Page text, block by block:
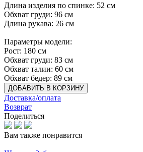
Длина изделия по спинке: 52 см
Обхват груди: 96 см
Длина рукава: 26 см
Параметры модели:
Рост: 180 см
Обхват груди: 83 см
Обхват талии: 60 см
Обхват бедер: 89 см
ДОБАВИТЬ В КОРЗИНУ
Доставка/оплата
Возврат
Поделиться
Вам также понравится